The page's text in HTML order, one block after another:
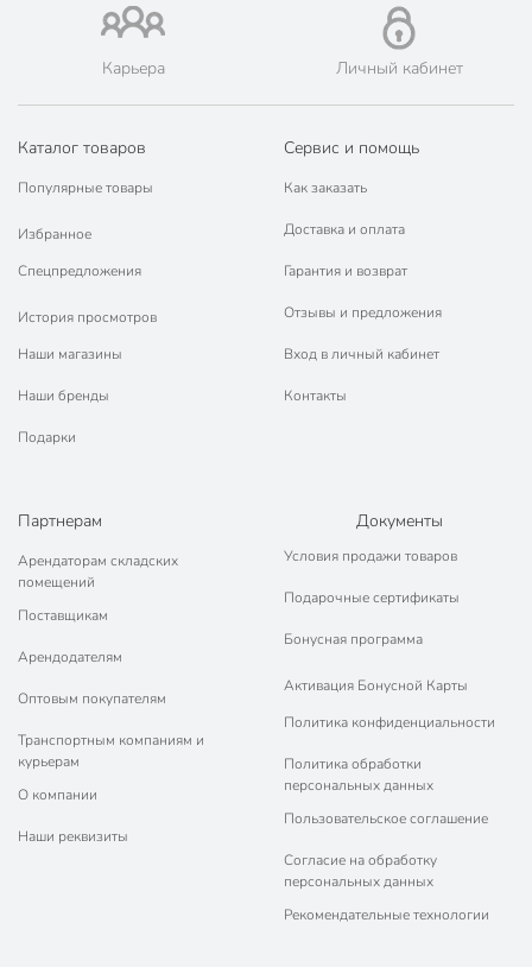
📜 Только оригинальная продукция. Интернет-гипермаркет
Порядок - официальный представитель ведущих мировых
марок.Карьера Личный кабинет
Каталог товаров
Популярные товары
Избранное
Спецпредложения
История просмотров
Наши магазины
Наши бренды
Подарки
Сервис и помощь
Как заказать
Доставка и оплата
Гарантия и возврат
Отзывы и предложения
Вход в личный кабинет
Контакты
Партнерам
Арендаторам складских
помещений
Поставщикам
Арендодателям
Оптовым покупателям
Транспортным компаниям и
курьерам
О компании
Наши реквизиты
Документы
Условия продажи товаров
Подарочные сертификаты
Бонусная программа
Активация Бонусной Карты
Политика конфиденциальности
Политика обработки
персональных данных
Пользовательское соглашение
Согласие на обработку
персональных данных
Рекомендательные технологии